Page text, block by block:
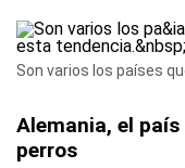
Son varios los países
Alemania, el
perros